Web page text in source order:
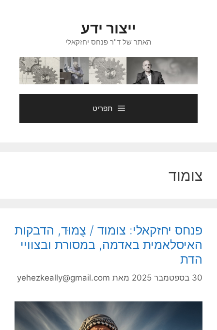
ייצור ידע
האתר של ד"ר פנחס יחזקאלי
תפריט
צומוד
פנחס יחזקאלי: צומוד / צֻמוּד, הדבקות
האיסלאמית באדמה, במסורת ובצוויי
הדת
30 בספטמבר 2025 מאת yehezkeally@gmail.com